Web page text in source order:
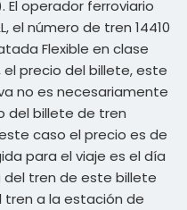
El operador ferroviario
el número de tren 14410
Flexible en clase
el precio del billete, este
no es necesariamente
del billete de tren
caso el precio es de
para el viaje es el día
del tren de este billete
tren a la estación de